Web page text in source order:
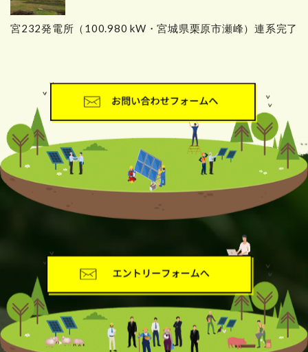
宮232発電所（100.980 kW・宮城県栗原市瀬峰）連系完了